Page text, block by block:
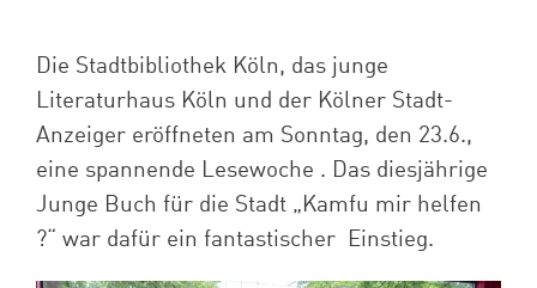
Die Stadtbibliothek Köln, das junge
Literaturhaus Köln und der Kölner Stadt-
Anzeiger eröffneten am Sonntag, den 23.6.,
eine spannende Lesewoche . Das diesjährige
Junge Buch für die Stadt „Kamfu mir helfen
?“ war dafür ein fantastischer Einstieg.